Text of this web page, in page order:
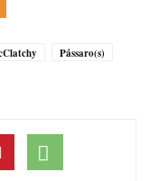
Pássaro(s)